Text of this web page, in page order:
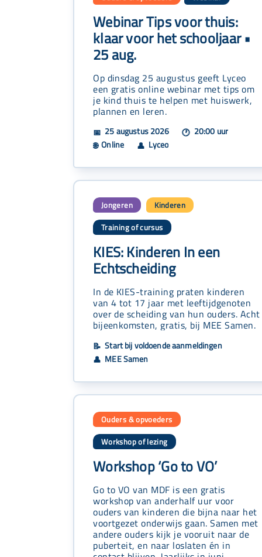
Webinar Tips voor thuis:
klaar voor het schooljaar •
25 aug.
Op dinsdag 25 augustus geeft Lyceo
een gratis online webinar met tips om
je kind thuis te helpen met huiswerk,
plannen en leren.
📅 25 augustus 2026 🕐 20:00 uur
🌐 Online 👤 Lyceo
Jongeren ,
Kinderen
Training of cursus
KIES: Kinderen In een
Echtscheiding
In de KIES-training praten kinderen
van 4 tot 17 jaar met leeftijdgenoten
over de scheiding van hun ouders. Acht
bijeenkomsten, gratis, bij MEE Samen.
📝 Start bij voldoende aanmeldingen
👤 MEE Samen
Ouders & opvoeders
Workshop of lezing
Workshop ‘Go to VO’
Go to VO van MDF is een gratis
workshop van anderhalf uur voor
ouders van kinderen die bijna naar het
voortgezet onderwijs gaan. Samen met
andere ouders kijk je vooruit naar de
puberteit, en naar loslaten én in